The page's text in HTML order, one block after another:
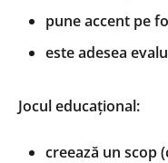
pune accent pe
este adesea
Jocul educațional:
creează un scop